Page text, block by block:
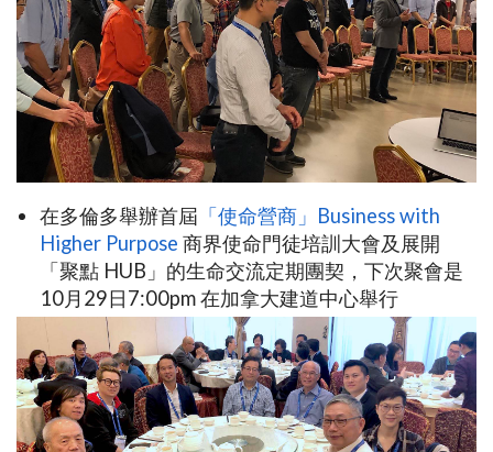
在多倫多舉辦首屆 「使命營商」Business with
Higher Purpose商界使命門徒培訓大會及展開
「聚點 HUB」的生命交流定期團契，下次聚會是
10月29日7:00pm 在加拿大建道中心舉行